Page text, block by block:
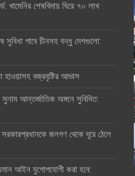
খামেনির শেষবিদায় ঘিরে ৭০ লাখ
সুবিধা পাবে চীনসহ বন্ধু দেশগুলো:
বজ্রবৃষ্টির আভাস
সুনাম আন্তর্জাতিক অঙ্গনে সুবিদিত:
জনগণ থেকে দূরে ঠেলে
আইন যুগোপযোগী করা হবে: